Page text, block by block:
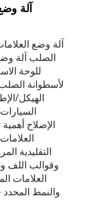
آلة
آلة وضع
الصلب آلة وضع
لأسطوانة
الهيكل/
الإصلاح
التقليدية
وقوالب اللف
العلامات
والنمط